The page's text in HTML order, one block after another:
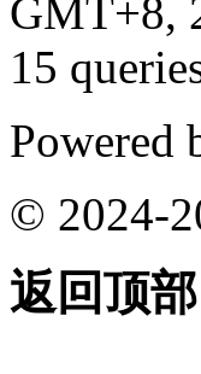
GMT+8,
15
Powered
© 2024-
返回顶部